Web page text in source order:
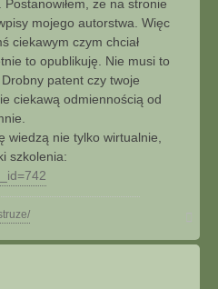
że na stronie
mojego autorstwa. Więc
ciekawym czym chciał
to opublikuję. Nie musi to
patent czy twoje
ciekawą odmiennością od
wiedzą nie tylko wirtualnie,
szkolenia:
g